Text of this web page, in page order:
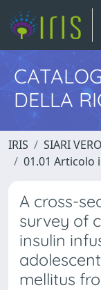
DELLA
IRIS SIARI
01.01 Articolo
A cross-
survey of
insulin
mellitus